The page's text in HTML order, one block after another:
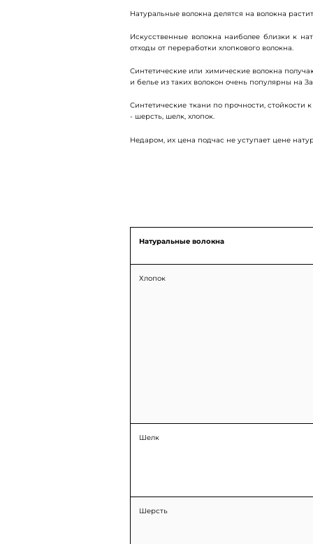
Натуральные волокна делятся на волокна
Искусственные волокна наиболее близки к
отходы от переработки хлопкового волокна.
Синтетические или химические волокна
и белье из таких волокон очень популярны на
Синтетические ткани по прочности, стойкости
- шерсть, шелк, хлопок.
Недаром, их цена подчас не уступает цене
Натуральные волокна
Хлопок
Шелк
Шерсть